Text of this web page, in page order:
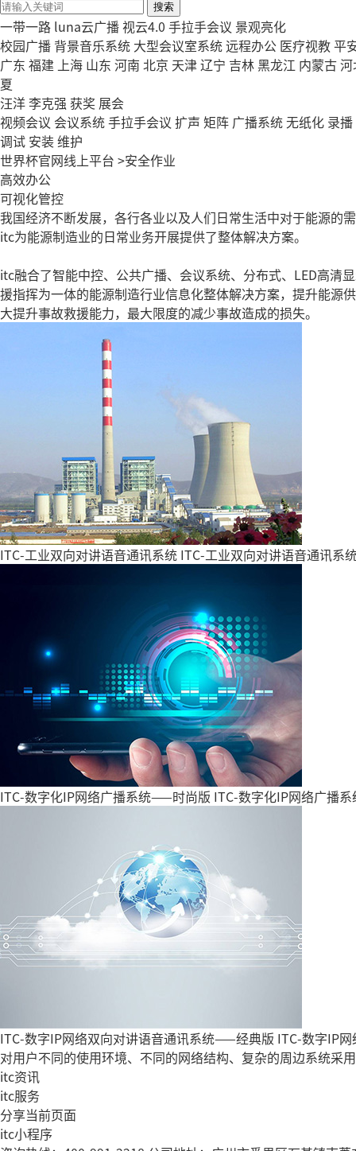
搜索
一带一路 luna云广播 视云4.0 手拉手会议 景观亮化
校园广播 背景音乐系统 大型会议室系统远程办公 医疗视教平
广东 福建 上海 山东 河南 北京 天津辽宁 吉林黑龙江 内蒙古
夏
汪洋李克强 获奖 展会
视频会议 会议系统手拉手会议 扩声 矩阵 广播系统无纸化 录播
调试 安装维护
世界杯官网线上平台 >安全作业
高效办公
可视化管控
我国经济不断发展，各行各业以及人们日常生活中对于能源的
itc为能源制造业的日常业务开展提供了整体解决方案。
itc融合了智能中控、公共广播、会议系统、分布式、LED高清
援指挥为一体的能源制造行业信息化整体解决方案，提升能源
大提升事故救援能力，最大限度的减少事故造成的损失。
ITC-工业双向对讲语音通讯系统 ITC-工业双向对讲语音通讯系
ITC-数字化IP网络广播系统——时尚版 ITC-数字化IP网络广播
ITC-数字IP网络双向对讲语音通讯系统——经典版 ITC-数字IP
对用户不同的使用环境、不同的网络结构、复杂的周边系统采
itc资讯
itc服务
分享当前页面
itc小程序